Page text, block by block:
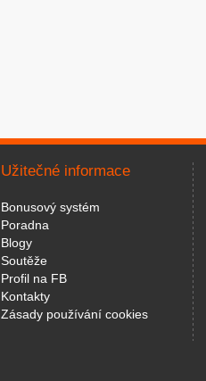
Užitečné informace
Bonusový systém
Poradna
Blogy
Soutěže
Profil na FB
Kontakty
Zásady používání cookies